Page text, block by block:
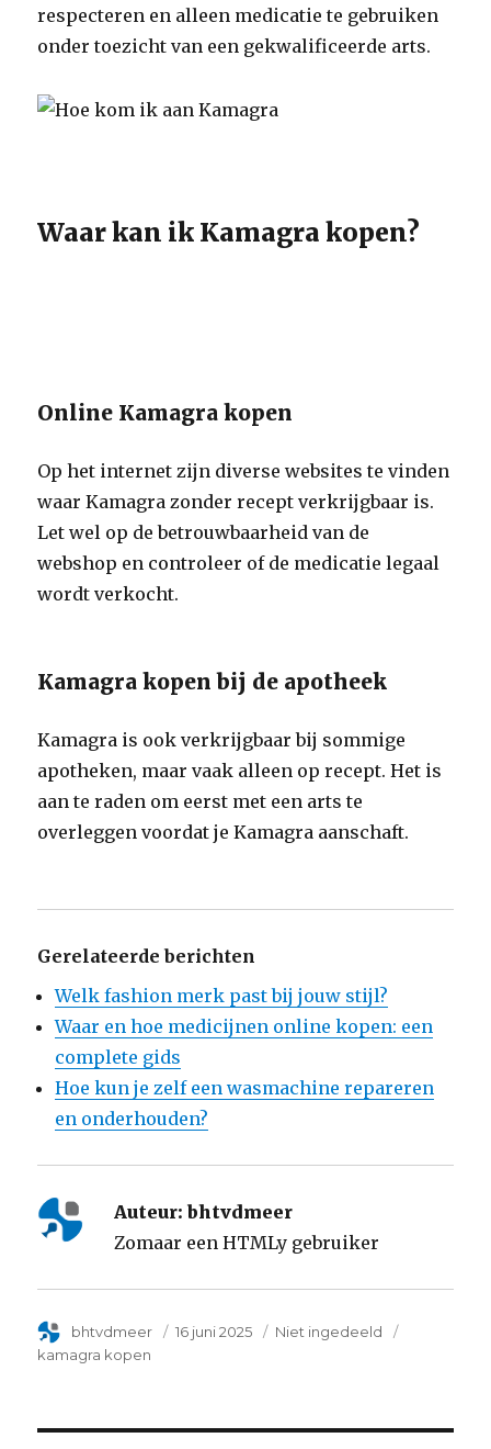
respecteren en alleen medicatie te gebruiken
onder toezicht van een gekwalificeerde arts.
Waar kan ik Kamagra kopen?
Online Kamagra kopen
Op het internet zijn diverse websites te vinden
waar Kamagra zonder recept verkrijgbaar is.
Let wel op de betrouwbaarheid van de
webshop en controleer of de medicatie legaal
wordt verkocht.
Kamagra kopen bij de apotheek
Kamagra is ook verkrijgbaar bij sommige
apotheken, maar vaak alleen op recept. Het is
aan te raden om eerst met een arts te
overleggen voordat je Kamagra aanschaft.
Gerelateerde berichten
Welk fashion merk past bij jouw stijl?
Waar en hoe medicijnen online kopen: een
complete gids
Hoe kun je zelf een wasmachine repareren
en onderhouden?
Auteur: bhtvdmeer
Zomaar een HTMLy gebruiker
Author
bhtvdmeer
Posted
16 juni 2025 Categorie
Niet ingedeeld
kamagra kopen